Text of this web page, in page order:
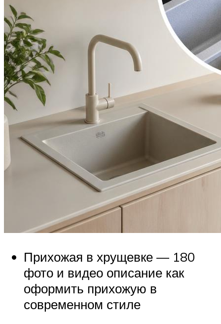
Прихожая в хрущевке — 180
фото и видео описание как
оформить прихожую в
современном стиле